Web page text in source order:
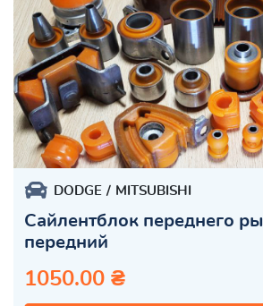
DODGE MITSUBISHI
Сайлентблок переднего
передний
1050.00 ₴